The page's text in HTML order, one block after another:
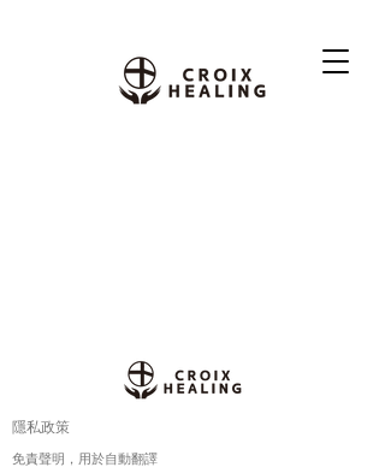
隱私政策
免責聲明，用於自動翻譯